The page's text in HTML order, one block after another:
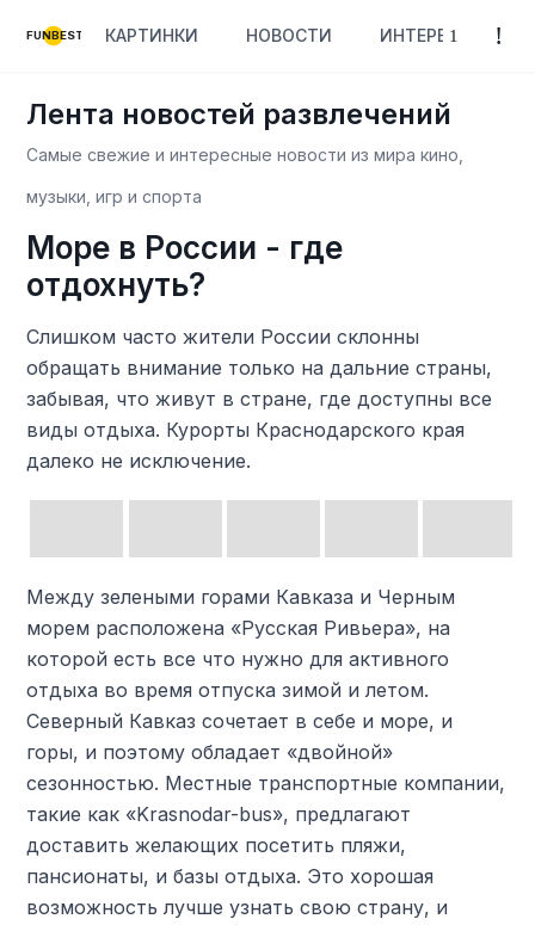
FUNBEST КАРТИНКИ НОВОСТИ ИНТЕРЕСНОЕ
Лента новостей развлечений
Самые свежие и интересные новости из мира кино,
музыки, игр и спорта
Море в России - где
отдохнуть?
Слишком часто жители России склонны
обращать внимание только на дальние страны,
забывая, что живут в стране, где доступны все
виды отдыха. Курорты Краснодарского края
далеко не исключение.
Между зелеными горами Кавказа и Черным
морем расположена «Русская Ривьера», на
которой есть все что нужно для активного
отдыха во время отпуска зимой и летом.
Северный Кавказ сочетает в себе и море, и
горы, и поэтому обладает «двойной»
сезонностью. Местные транспортные компании,
такие как «Krasnodar-bus», предлагают
доставить желающих посетить пляжи,
пансионаты, и базы отдыха. Это хорошая
возможность лучше узнать свою страну, и